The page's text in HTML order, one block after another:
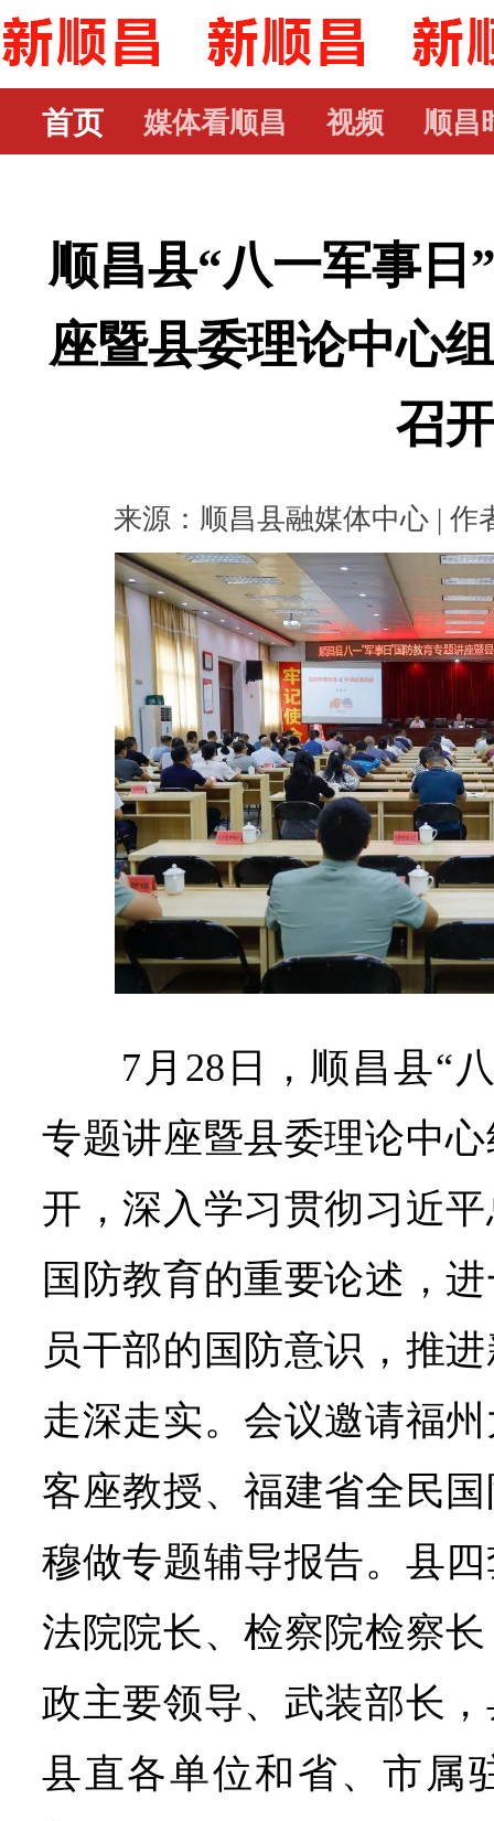
首页 媒体看顺昌 视频 顺昌
顺昌县“八一军事日
座暨县委理论中心
召开
来源：顺昌县融媒体中心 | 作
7月28日，顺昌县“
专题讲座暨县委理论中
开，深入学习贯彻习近
国防教育的重要论述，
员干部的国防意识，推
走深走实。会议邀请福
客座教授、福建省全民
穆做专题辅导报告。县
法院院长、检察院检察
政主要领导、武装部长
县直各单位和省、市属